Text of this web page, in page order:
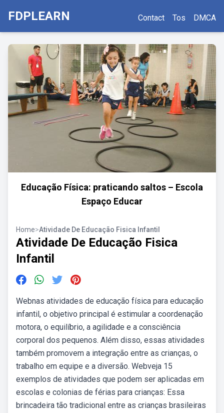
FDPLEARN Contact Tos DMCA
Educação Física: praticando saltos – Escola
Espaço Educar
Home>Atividade De Educação Fisica Infantil
Atividade De Educação Fisica
Infantil
Webnas atividades de educação física para educação
infantil, o objetivo principal é estimular a coordenação
motora, o equilíbrio, a agilidade e a consciência
corporal dos pequenos. Além disso, essas atividades
também promovem a integração entre as crianças, o
trabalho em equipe e a diversão. Webveja 15
exemplos de atividades que podem ser aplicadas em
escolas e colonias de férias para crianças: Essa
brincadeira tão tradicional entre as crianças brasileiras